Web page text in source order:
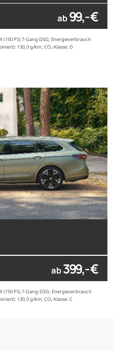
ab99,- €
(150 PS) 7-Gang DSG; Energieverbrauch
130,0 g/km; CO₂-Klasse: D
ab399,- €
(150 PS) 7-Gang-DSG; Energieverbrauch
130,0 g/km; CO₂-Klasse: C